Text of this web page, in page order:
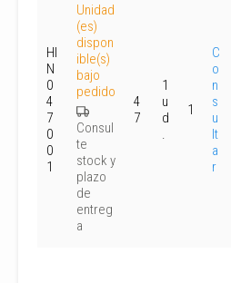
HI
N
0
4
7
0
0
1
Unidad
(es)
dispon
ible(s)
bajo
pedido
Consul
te
stock y
plazo
de
entreg
a
4
7
1
u
d
1
C
o
n
s
u
lt
a
r